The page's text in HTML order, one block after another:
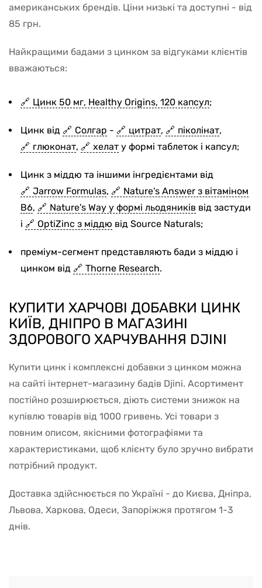
американських брендів. Ціни низькі та доступні - від
85 грн.
Найкращими бадами з цинком за відгуками клієнтів
вважаються:
Цинк 50 мг, Healthy Origins, 120 капсул;
Цинк від Солгар - цитрат, піколінат,
глюконат, хелат у формі таблеток і капсул;
Цинк з міддю та іншими інгредієнтами від
Jarrow Formulas,
Nature's Answer з вітаміном
В6, Nature's Way у формі льодяників від застуди
і
OptiZinc з міддю від Source Naturals;
преміум-сегмент представляють бади з міддю і
цинком від
Thorne Research.
КУПИТИ ХАРЧОВІ ДОБАВКИ ЦИНК
КИЇВ, ДНІПРО В МАГАЗИНІ
ЗДОРОВОГО ХАРЧУВАННЯ DJINI
Купити цинк і комплексні добавки з цинком можна
на сайті інтернет-магазину бадів Djini. Асортимент
постійно розширюється, діють системи знижок на
купівлю товарів від 1000 гривень. Усі товари з
повним описом, якісними фотографіями та
характеристиками, щоб клієнту було зручно вибрати
потрібний продукт.
Доставка здійснюється по Україні - до Києва, Дніпра,
Львова, Харкова, Одеси, Запоріжжя протягом 1-3
днів.